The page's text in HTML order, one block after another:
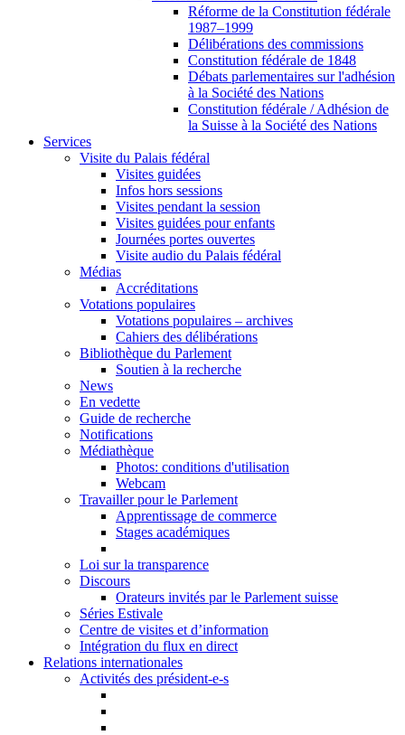
Réforme de la Constitution fédérale
1987–1999
Délibérations des commissions
Constitution fédérale de 1848
Débats parlementaires sur l'adhésion
à la Société des Nations
Constitution fédérale / Adhésion de
la Suisse à la Société des Nations
Services
Visite du Palais fédéral
Visites guidées
Infos hors sessions
Visites pendant la session
Visites guidées pour enfants
Journées portes ouvertes
Visite audio du Palais fédéral
Médias
Accréditations
Votations populaires
Votations populaires – archives
Cahiers des délibérations
Bibliothèque du Parlement
Soutien à la recherche
News
En vedette
Guide de recherche
Notifications
Médiathèque
Photos: conditions d'utilisation
Webcam
Travailler pour le Parlement
Apprentissage de commerce
Stages académiques
Loi sur la transparence
Discours
Orateurs invités par le Parlement suisse
Séries Estivale
Centre de visites et d’information
Intégration du flux en direct
Relations internationales
Activités des président-e-s